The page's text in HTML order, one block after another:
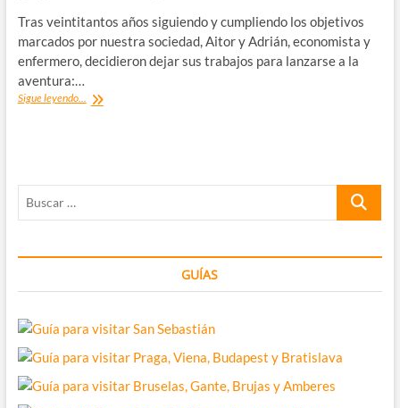
Tras veintitantos años siguiendo y cumpliendo los objetivos
marcados por nuestra sociedad, Aitor y Adrián, economista y
enfermero, decidieron dejar sus trabajos para lanzarse a la
aventura:…
Sigue leyendo...
Entrevista
zangoa»
Buscar
GUÍAS